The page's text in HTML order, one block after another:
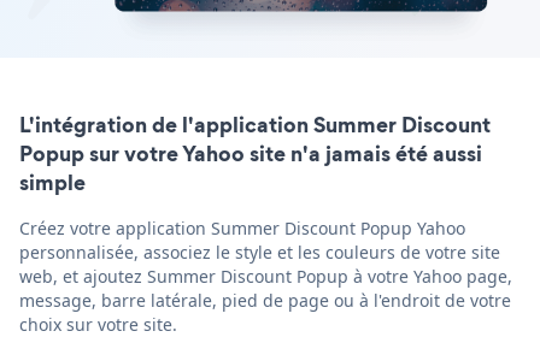
L'intégration de l'application Summer Discount
Popup sur votre Yahoo site n'a jamais été aussi
simple
Créez votre application Summer Discount Popup Yahoo
personnalisée, associez le style et les couleurs de votre site
web, et ajoutez Summer Discount Popup à votre Yahoo page,
message, barre latérale, pied de page ou à l'endroit de votre
choix sur votre site.